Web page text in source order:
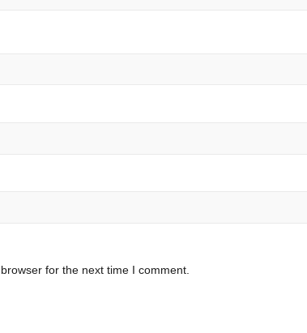
for the next time I comment.